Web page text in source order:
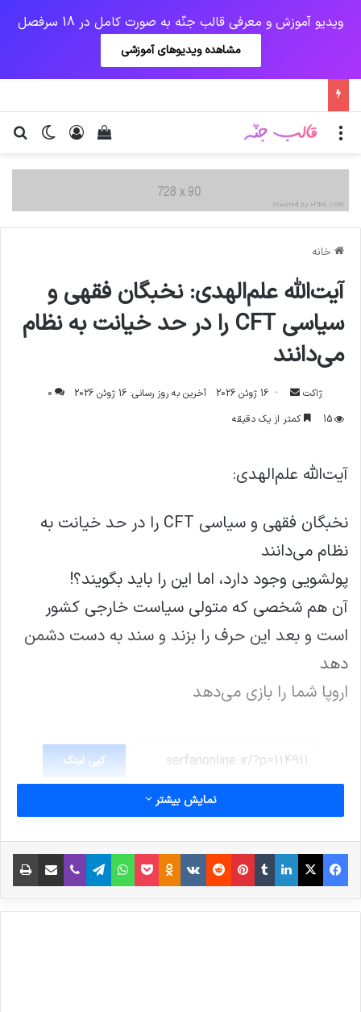
ویدیو آموزش و معرفی قالب جنّه به صورت کامل در 18 سرفصل
مشاهده ویدیوهای آموزشی
تغییر ورود
دیدن سبد خرید منو
خانه
آیت‌الله علم‌الهدی: نخبگان فقهی و
سیاسی CFT را در حد خیانت به نظام
می‌دانند
ژاکت
ارسال
ایمیل
16 ژوئن 2026 آخرین به روز رسانی: 16 ژوئن 2026
0
15
کمتر از یک دقیقه
آیت‌الله علم‌الهدی:
‏نخبگان فقهی و سیاسی CFT را در حد خیانت به
نظام می‌دانند
‏پولشویی وجود دارد، اما این را باید بگویند؟!
‏آن هم شخصی که متولی سیاست خارجی کشور
است و بعد این حرف را بزند و سند به دست دشمن
دهد
‏اروپا شما را بازی می‌دهد
کپی لینک
نمایش بیشتر
فیس بوک X لینکدین
‫تامبلر‫پین‌ترست
‫رددیت‫VKontakte
‫Odnoklassniki
پاکتواتس آپ تلگراموایبر اشتراک گذاری از طریق ایمیل